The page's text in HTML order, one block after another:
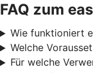
FAQ zum
Wie funktioniert
Welche
Für welche